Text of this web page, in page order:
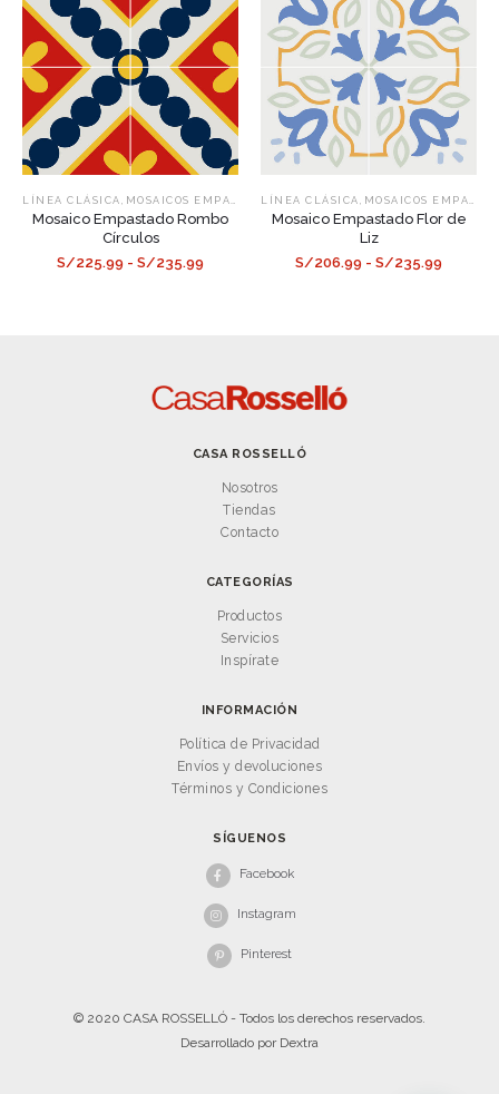
LÍNEA CLÁSICA MOSAICOS EMPASTADOS
Mosaico Empastado Rombo
Círculos
S/225.99 - S/235.99
LÍNEA CLÁSICA MOSAICOS EMPASTADOS
Mosaico Empastado Flor de
Liz
S/206.99 - S/235.99
CASA ROSSELLÓ
Nosotros
Tiendas
Contacto
CATEGORÍAS
Productos
Servicios
Inspírate
INFORMACIÓN
Política de Privacidad
Envíos y devoluciones
Términos y Condiciones
SÍGUENOS
Facebook
Instagram
Pinterest
© 2020 CASA ROSSELLÓ - Todos los derechos reservados.
Desarrollado por Dextra